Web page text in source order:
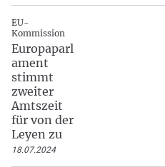
EU-
Kommission
Europaparl
ament
stimmt
zweiter
Amtszeit
für von der
Leyen zu
18.07.2024